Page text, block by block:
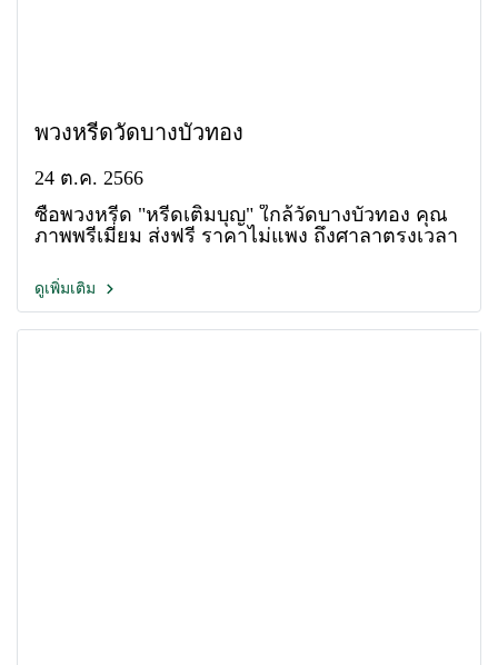
พวงหรีดวัดบางบัวทอง
24 ต.ค. 2566
ซื้อพวงหรีด "หรีดเติมบุญ" ใกล้วัดบางบัวทอง คุณ
ภาพพรีเมี่ยม ส่งฟรี ราคาไม่แพง ถึงศาลาตรงเวลา
ดูเพิ่มเติม